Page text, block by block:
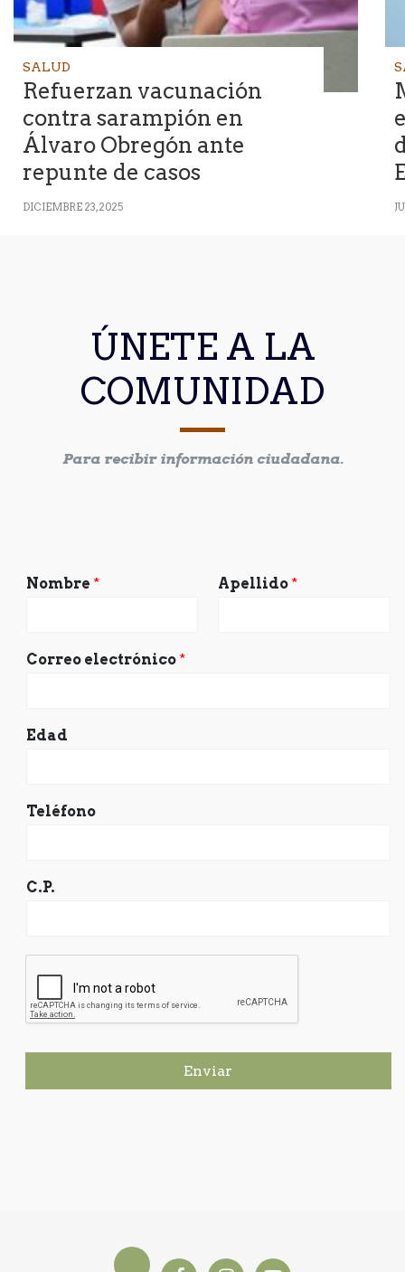
SALUD
Refuerzan vacunación
contra sarampión en
Álvaro Obregón ante
repunte de casos
DICIEMBRE 23, 2025
ÚNETE A LA
COMUNIDAD
Para recibir información ciudadana.
Nombre * Apellido *
Correo electrónico *
Edad
Teléfono
C.P.
Enviar